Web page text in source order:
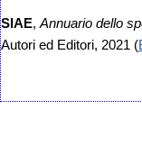
SIAE, Annuario dello
Autori ed Editori, 2021 (